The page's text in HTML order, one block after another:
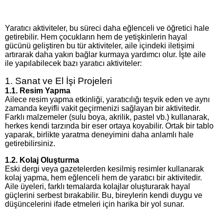
Yaratıcı aktiviteler, bu süreci daha eğlenceli ve öğretici hale
getirebilir. Hem çocukların hem de yetişkinlerin hayal
gücünü geliştiren bu tür aktiviteler, aile içindeki iletişimi
artırarak daha yakın bağlar kurmaya yardımcı olur. İşte aile
ile yapılabilecek bazı yaratıcı aktiviteler:
1. Sanat ve El İşi Projeleri
1.1. Resim Yapma
Ailece resim yapma etkinliği, yaratıcılığı teşvik eden ve aynı
zamanda keyifli vakit geçirmenizi sağlayan bir aktivitedir.
Farklı malzemeler (sulu boya, akrilik, pastel vb.) kullanarak,
herkes kendi tarzında bir eser ortaya koyabilir. Ortak bir tablo
yaparak, birlikte yaratma deneyimini daha anlamlı hale
getirebilirsiniz.
1.2. Kolaj Oluşturma
Eski dergi veya gazetelerden kesilmiş resimler kullanarak
kolaj yapma, hem eğlenceli hem de yaratıcı bir aktivitedir.
Aile üyeleri, farklı temalarda kolajlar oluşturarak hayal
güçlerini serbest bırakabilir. Bu, bireylerin kendi duygu ve
düşüncelerini ifade etmeleri için harika bir yol sunar.